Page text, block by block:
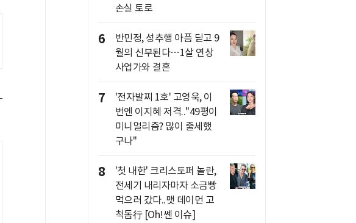
손실 토로
6
반민정, 성추행 아픔 딛고 9
월의 신부된다…1살 연상
사업가와 결혼
7
'전자발찌 1호' 고영욱, 이
번엔 이지혜 저격.."49평이
미니멀리즘? 많이 출세했
구나"
8
'첫 내한' 크리스토퍼 놀란,
전세기 내리자마자 소금빵
먹으러 갔다..맷 데이먼 고
척돔行 [Oh!쎈 이슈]